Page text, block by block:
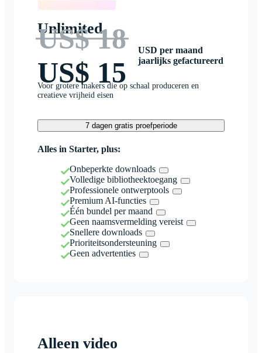
Unlimited
US$ 18
US$ 15
USD per maand
jaarlijks gefactureerd
Voor grotere makers die op schaal produceren en
creatieve vrijheid eisen
7 dagen gratis proefperiode
Alles in Starter, plus:
Onbeperkte downloads
Volledige bibliotheektoegang
Professionele ontwerptools
Premium AI-functies
Één bundel per maand
Geen naamsvermelding vereist
Snellere downloads
Prioriteitsondersteuning
Geen advertenties
Alleen video